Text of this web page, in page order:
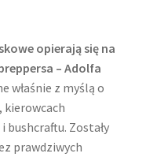
opierają się na
– Adolfa
właśnie z myślą o
kierowcach
bushcraftu. Zostały
prawdziwych